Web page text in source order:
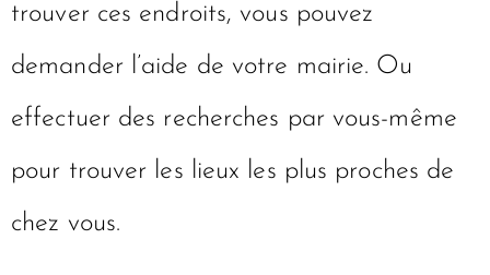
trouver ces endroits, vous pouvez
demander l’aide de votre mairie. Ou
effectuer des recherches par vous-même
pour trouver les lieux les plus proches de
chez vous.